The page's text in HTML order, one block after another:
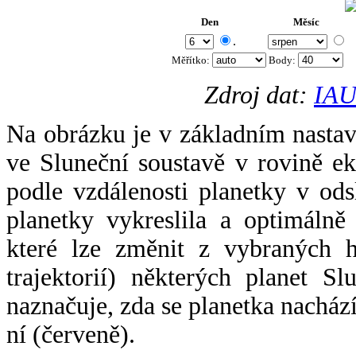
Den Měsíc
.
Měřítko: Body:
Zdroj dat:
Na obrázku je v základním
ve Sluneční soustavě v rovině
podle vzdálenosti planetky v
planetky vykreslila a
které lze změnit z vybraných
trajektorií) některých planet
naznačuje, zda se planetka
ní (červeně).